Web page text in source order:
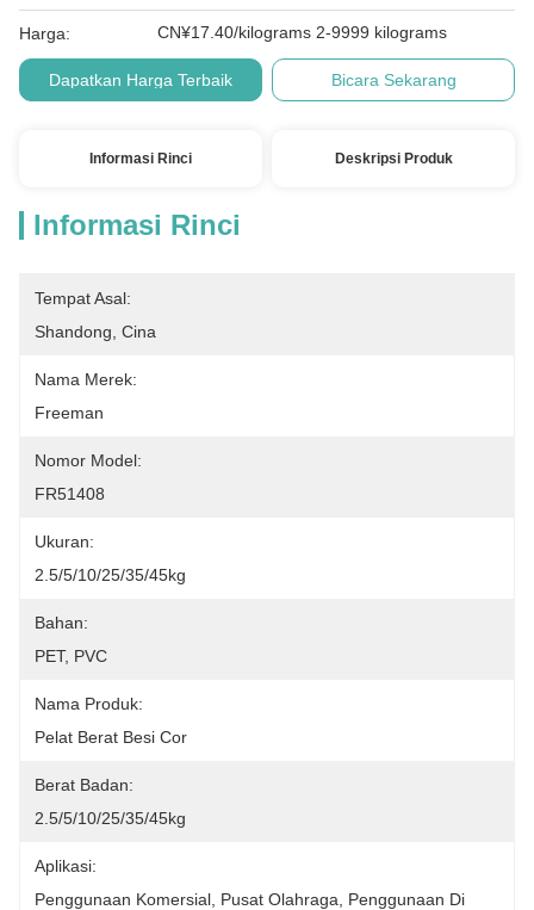
Harga: CN¥17.40/kilograms 2-9999 kilograms
Dapatkan Harga Terbaik Bicara Sekarang
Informasi Rinci Deskripsi Produk
Informasi Rinci
Tempat Asal:
Shandong, Cina
Nama Merek:
Freeman
Nomor Model:
FR51408
Ukuran:
2.5/5/10/25/35/45kg
Bahan:
PET, PVC
Nama Produk:
Pelat Berat Besi Cor
Berat Badan:
2.5/5/10/25/35/45kg
Aplikasi:
Penggunaan Komersial, Pusat Olahraga, Penggunaan Di